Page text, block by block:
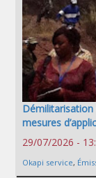
Démilitarisation
mesures
29/07/2026 -
Okapi service,